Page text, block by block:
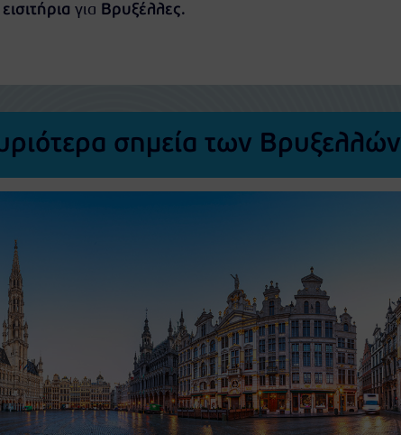
για Βρυξέλλες.
σημεία των Βρυξελλών